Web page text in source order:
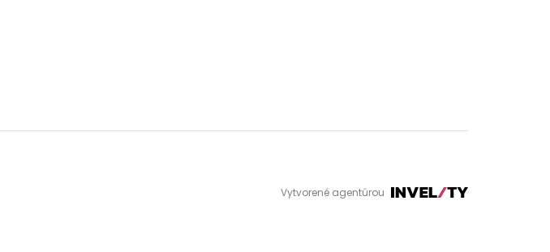
Vytvorené agentúrou